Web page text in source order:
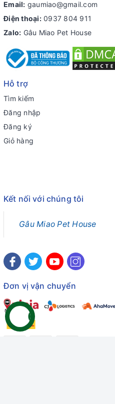
Email: gaumiao@gmail.com
Điện thoại: 0937 804 911
Zalo: Gâu Miao Pet House
Hỗ trợ
Tìm kiếm
Đăng nhập
Đăng ký
Giỏ hàng
Kết nối với chúng tôi
Gâu Miao Pet House
Đơn vị vận chuyển